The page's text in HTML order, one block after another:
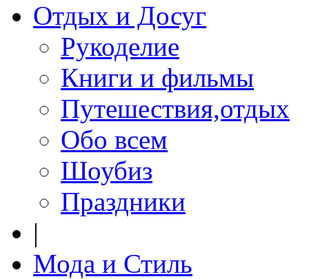
Отдых и Досуг
Рукоделие
Книги и фильмы
Путешествия,отдых
Обо всем
Шоубиз
Праздники
|
Мода и Стиль